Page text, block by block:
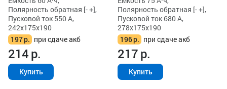
Полярность обратная [- +],
Пусковой ток 550 А,
242x175x190
197р. при сдаче акб
214р.
Купить
Полярность обратная [- +],
Пусковой ток 680 А,
278x175x190
196р. при сдаче акб
217р.
Купить